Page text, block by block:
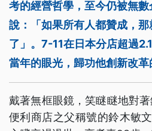
考的經營哲學，至今仍被無
說：「如果所有人都贊成，
了」。7-11在日本分店超過
當年的眼光，歸功他創新改革
戴著無框眼鏡，笑瞇瞇地對
便利商店之父稱號的鈴木敏